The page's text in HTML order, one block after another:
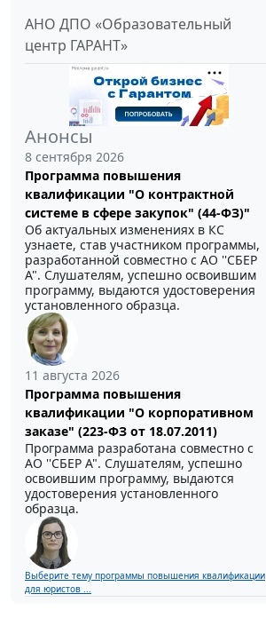
АНО ДПО «Образовательный
центр ГАРАНТ»
Анонсы
8 сентября 2026
Программа повышения
квалификации "О контрактной
системе в сфере закупок" (44-ФЗ)"
Об актуальных изменениях в КС
узнаете, став участником программы,
разработанной совместно с АО ''СБЕР
А". Слушателям, успешно освоившим
программу, выдаются удостоверения
установленного образца.
11 августа 2026
Программа повышения
квалификации "О корпоративном
заказе" (223-ФЗ от 18.07.2011)
Программа разработана совместно с
АО ''СБЕР А". Слушателям, успешно
освоившим программу, выдаются
удостоверения установленного
образца.
Выберите тему программы повышения квалификации
для юристов ...